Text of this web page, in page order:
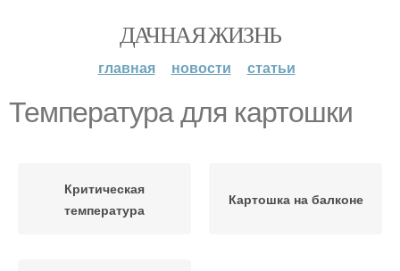
ДАЧНАЯ ЖИЗНЬ
главная новости статьи
Температура для картошки
Критическая
температура
Картошка на балконе